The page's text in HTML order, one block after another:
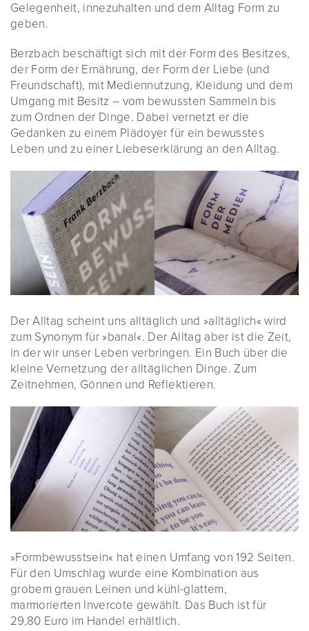
Gelegenheit, innezuhalten und dem Alltag Form zu
geben.
Berzbach beschäftigt sich mit der Form des Besitzes,
der Form der Ernährung, der Form der Liebe (und
Freundschaft), mit Mediennutzung, Kleidung und dem
Umgang mit Besitz – vom bewussten Sammeln bis
zum Ordnen der Dinge. Dabei vernetzt er die
Gedanken zu einem Plädoyer für ein bewusstes
Leben und zu einer Liebeserklärung an den Alltag.
Der Alltag scheint uns alltäglich und »alltäglich« wird
zum Synonym für »banal«. Der Alltag aber ist die Zeit,
in der wir unser Leben verbringen. Ein Buch über die
kleine Vernetzung der alltäglichen Dinge. Zum
Zeitnehmen, Gönnen und Reflektieren.
»Formbewusstsein« hat einen Umfang von 192 Seiten.
Für den Umschlag wurde eine Kombination aus
grobem grauen Leinen und kühl-glattem,
marmorierten Invercote gewählt. Das Buch ist für
29,80 Euro im Handel erhältlich.